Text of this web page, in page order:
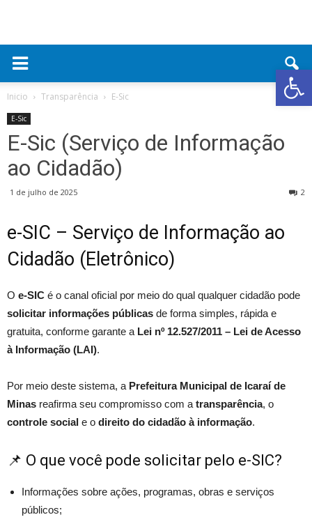
Abrir
Inicio Transparência E-Sic
E-Sic
E-Sic (Serviço de Informação
ao Cidadão)
1 de julho de 2025 2
e-SIC – Serviço de Informação ao
Cidadão (Eletrônico)
O e-SIC é o canal oficial por meio do qual qualquer cidadão pode
solicitar informações públicas de forma simples, rápida e
gratuita, conforme garante a Lei nº 12.527/2011 – Lei de Acesso
à Informação (LAI).
Por meio deste sistema, a Prefeitura Municipal de Icaraí de
Minas reafirma seu compromisso com a transparência, o
controle social e o direito do cidadão à informação.
📌 O que você pode solicitar pelo e-SIC?
Informações sobre ações, programas, obras e serviços
públicos;